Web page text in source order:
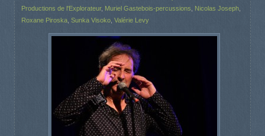
Productions de l'Explorateur, Muriel Gastebois-percussions Nicolas Joseph
Roxane Piroska Sunka Visoko Valérie Levy